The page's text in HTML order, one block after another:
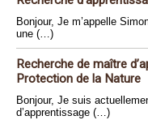
Bonjour, Je m’appelle
une (…)
Recherche de maître
Protection de la Nature
Bonjour, Je suis
d’apprentissage (…)